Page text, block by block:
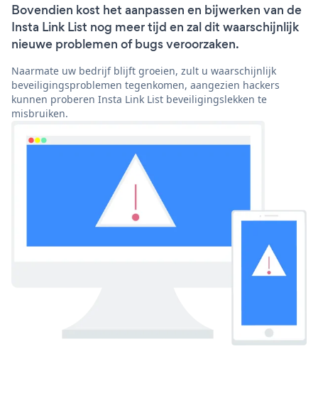
Bovendien kost het aanpassen en bijwerken van de
Insta Link List nog meer tijd en zal dit waarschijnlijk
nieuwe problemen of bugs veroorzaken.
Naarmate uw bedrijf blijft groeien, zult u waarschijnlijk
beveiligingsproblemen tegenkomen, aangezien hackers
kunnen proberen Insta Link List beveiligingslekken te
misbruiken.